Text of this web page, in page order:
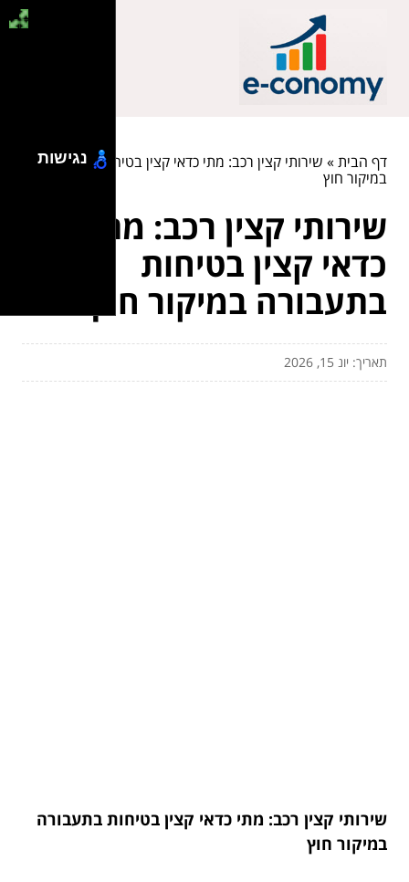
דף הבית» שירותי קצין רכב: מתי כדאי קצין בטיחות בתעבורה
במיקור חוץ
שירותי קצין רכב: מתי
כדאי קצין בטיחות
בתעבורה במיקור חוץ
תאריך: יונ 15, 2026
שירותי קצין רכב: מתי כדאי קצין בטיחות בתעבורה
במיקור חוץ
נגישות